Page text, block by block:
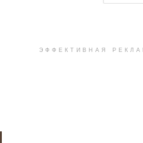
ЭФФЕКТИВНАЯ